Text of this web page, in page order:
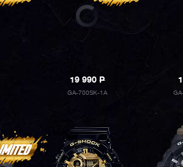
19 990P
GA-700SK-1A